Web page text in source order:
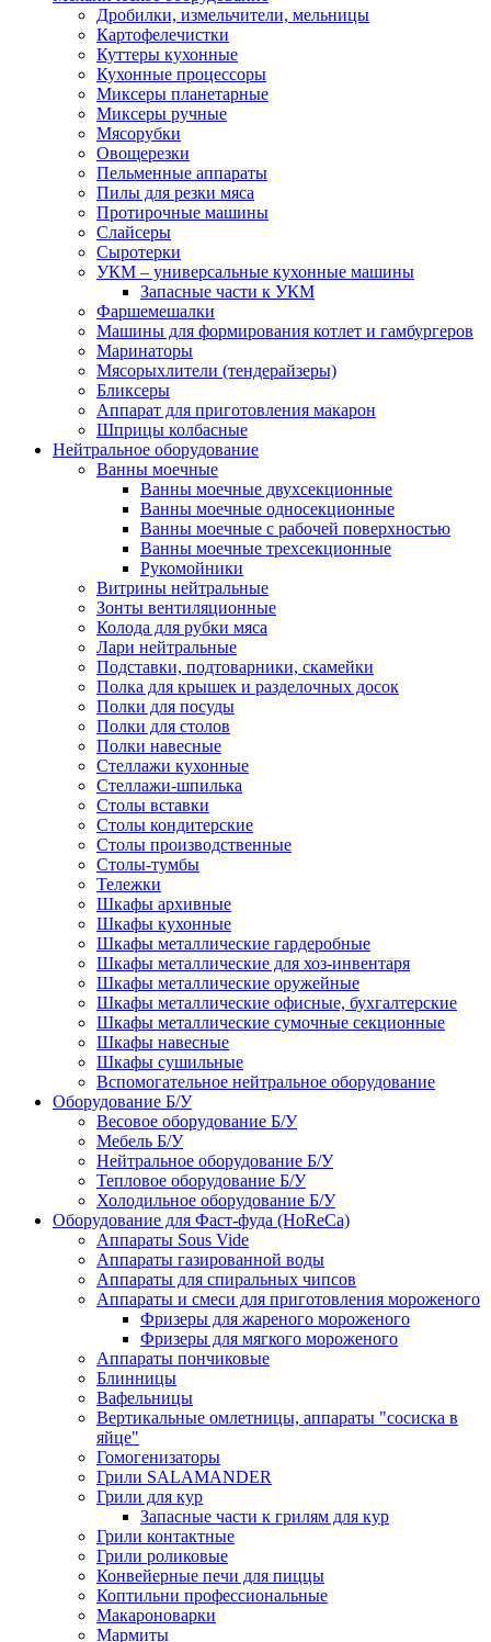
Дробилки, измельчители, мельницы
Картофелечистки
Куттеры кухонные
Кухонные процессоры
Миксеры планетарные
Миксеры ручные
Мясорубки
Овощерезки
Пельменные аппараты
Пилы для резки мяса
Протирочные машины
Слайсеры
Сыротерки
УКМ – универсальные кухонные машины
Запасные части к УКМ
Фаршемешалки
Машины для формирования котлет и гамбургеров
Маринаторы
Мясорыхлители (тендерайзеры)
Бликсеры
Аппарат для приготовления макарон
Шприцы колбасные
Нейтральное оборудование
Ванны моечные
Ванны моечные двухсекционные
Ванны моечные односекционные
Ванны моечные с рабочей поверхностью
Ванны моечные трехсекционные
Рукомойники
Витрины нейтральные
Зонты вентиляционные
Колода для рубки мяса
Лари нейтральные
Подставки, подтоварники, скамейки
Полка для крышек и разделочных досок
Полки для посуды
Полки для столов
Полки навесные
Стеллажи кухонные
Стеллажи-шпилька
Столы вставки
Столы кондитерские
Столы производственные
Столы-тумбы
Тележки
Шкафы архивные
Шкафы кухонные
Шкафы металлические гардеробные
Шкафы металлические для хоз-инвентаря
Шкафы металлические оружейные
Шкафы металлические офисные, бухгалтерские
Шкафы металлические сумочные секционные
Шкафы навесные
Шкафы сушильные
Вспомогательное нейтральное оборудование
Оборудование Б/У
Весовое оборудование Б/У
Мебель Б/У
Нейтральное оборудование Б/У
Тепловое оборудование Б/У
Холодильное оборудование Б/У
Оборудование для Фаст-фуда (HoReCa)
Аппараты Sous Vide
Аппараты газированной воды
Аппараты для спиральных чипсов
Аппараты и смеси для приготовления мороженого
Фризеры для жареного мороженого
Фризеры для мягкого мороженого
Аппараты пончиковые
Блинницы
Вафельницы
Вертикальные омлетницы, аппараты "сосиска в
яйце"
Гомогенизаторы
Грили SALAMANDER
Грили для кур
Запасные части к грилям для кур
Грили контактные
Грили роликовые
Конвейерные печи для пиццы
Коптильни профессиональные
Макароноварки
Мармиты